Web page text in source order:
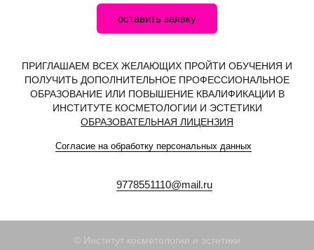
оставить заявку
ПРИГЛАШАЕМ ВСЕХ ЖЕЛАЮЩИХ ПРОЙТИ ОБУЧЕНИЯ И
ПОЛУЧИТЬ ДОПОЛНИТЕЛЬНОЕ ПРОФЕССИОНАЛЬНОЕ
ОБРАЗОВАНИЕ ИЛИ ПОВЫШЕНИЕ КВАЛИФИКАЦИИ В
ИНСТИТУТЕ КОСМЕТОЛОГИИ И ЭСТЕТИКИ
ОБРАЗОВАТЕЛЬНАЯ ЛИЦЕНЗИЯ
Согласие на обработку персональных данных
9778551110@mail.ru
© Институт косметологии и эстетики